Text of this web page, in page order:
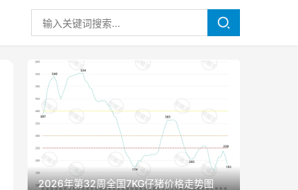
2026年第32周全国7KG仔猪价格走势图